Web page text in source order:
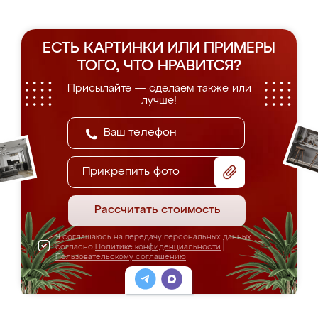
ЕСТЬ КАРТИНКИ ИЛИ ПРИМЕРЫ
ТОГО, ЧТО НРАВИТСЯ?
Присылайте — сделаем также или
лучше!
Прикрепить фото
Рассчитать стоимость
Я соглашаюсь на передачу персональных данных
согласно Политике конфиденциальности
Пользовательскому соглашению